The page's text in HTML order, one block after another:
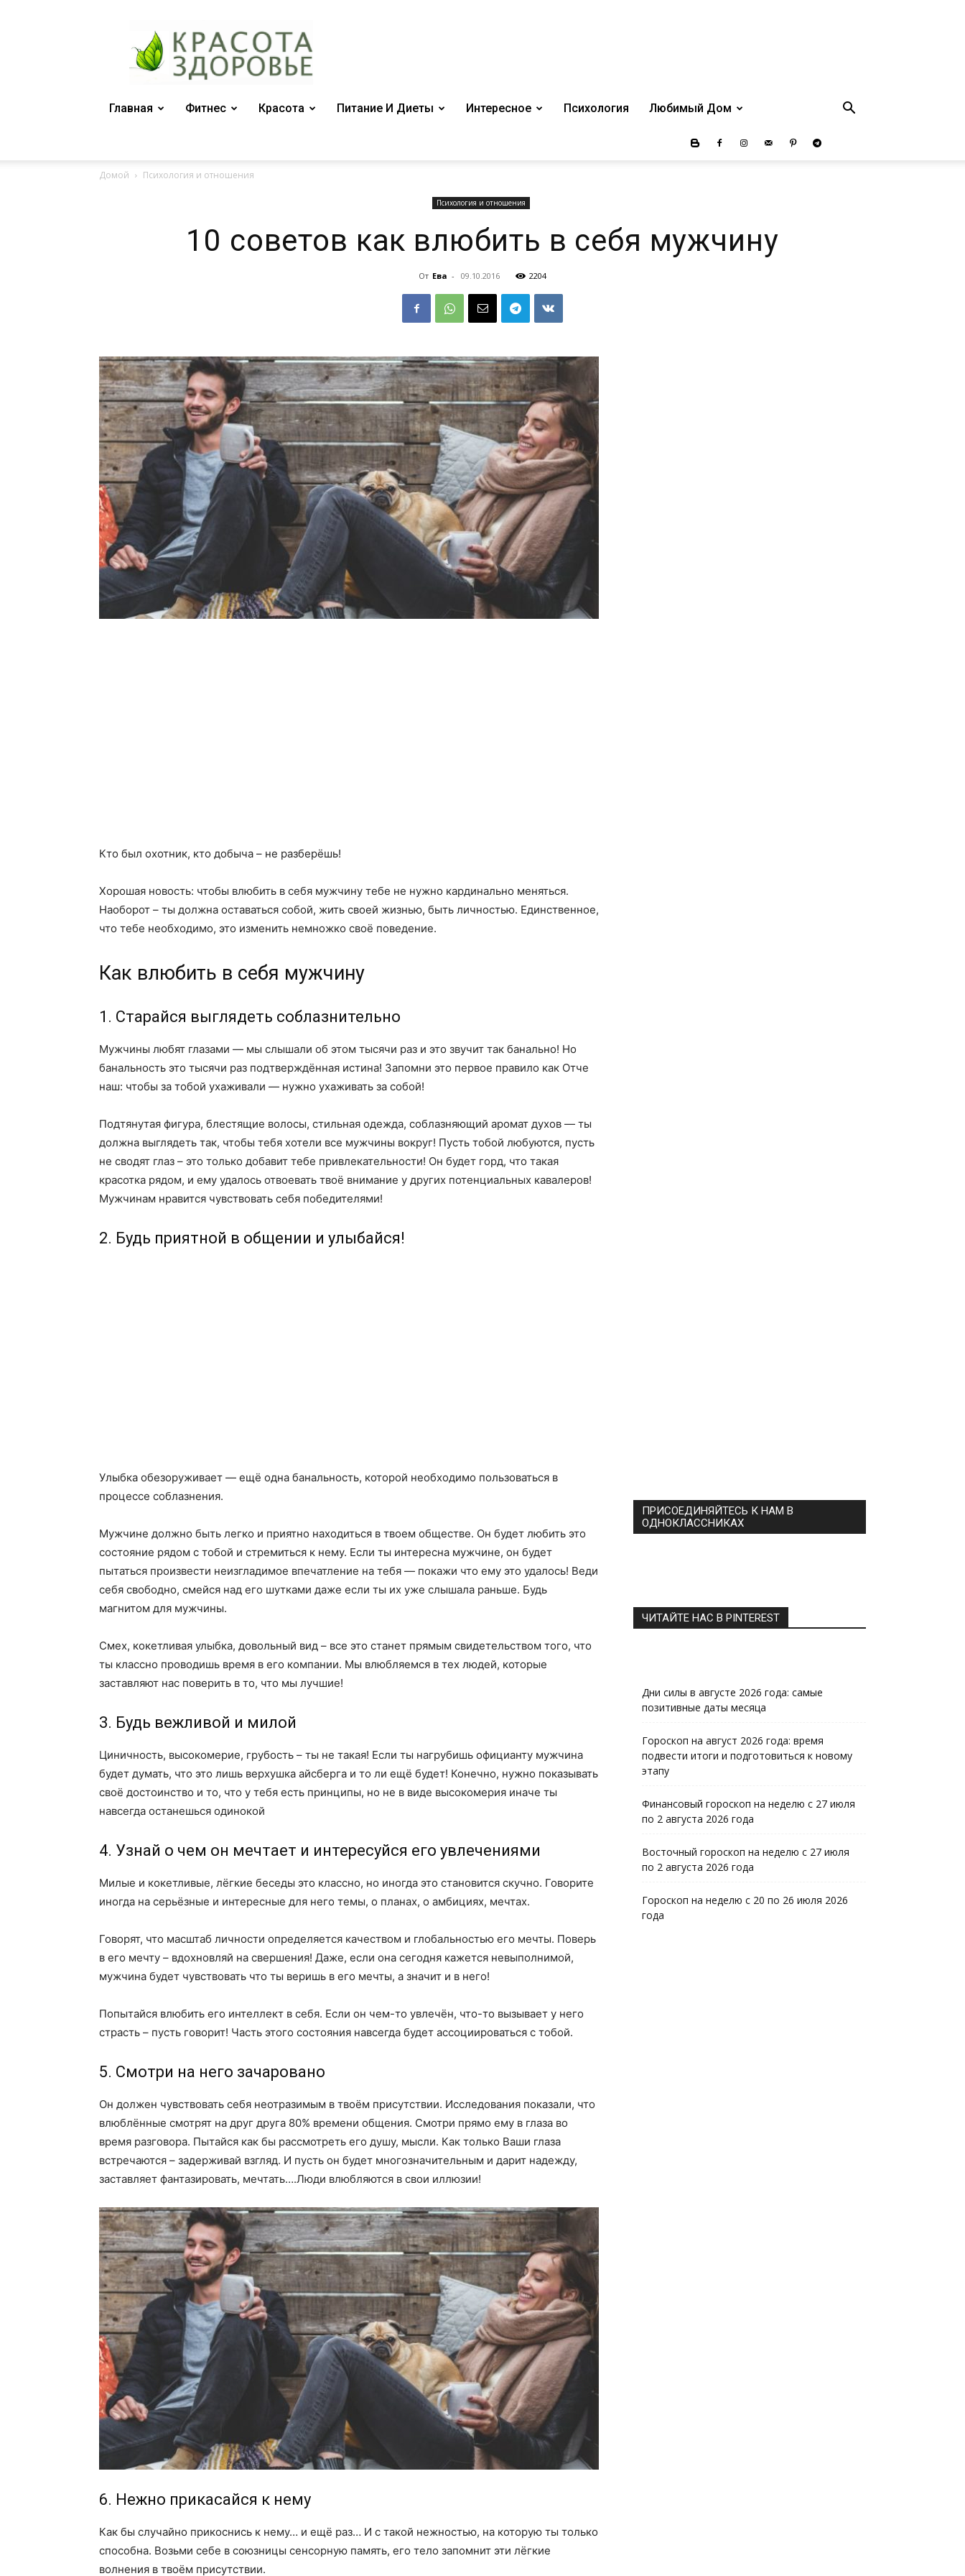
журнал
"Красота
и
Главная
Фитнес Красота Питание И Диеты Интересное Психология Любимый Дом
Домой Психология и отношения
Психология и отношения
10 советов как влюбить в себя мужчину
От Ева - 09.10.2016 2204
Кто был охотник, кто добыча – не разберёшь!
Хорошая новость: чтобы влюбить в себя мужчину тебе не нужно кардинально меняться.
Наоборот – ты должна оставаться собой, жить своей жизнью, быть личностью. Единственное,
что тебе необходимо, это изменить немножко своё поведение.
Как влюбить в себя мужчину
1. Старайся выглядеть соблазнительно
Мужчины любят глазами — мы слышали об этом тысячи раз и это звучит так банально! Но
банальность это тысячи раз подтверждённая истина! Запомни это первое правило как Отче
наш: чтобы за тобой ухаживали — нужно ухаживать за собой!
Подтянутая фигура, блестящие волосы, стильная одежда, соблазняющий аромат духов — ты
должна выглядеть так, чтобы тебя хотели все мужчины вокруг! Пусть тобой любуются, пусть
не сводят глаз – это только добавит тебе привлекательности! Он будет горд, что такая
красотка рядом, и ему удалось отвоевать твоё внимание у других потенциальных кавалеров!
Мужчинам нравится чувствовать себя победителями!
2. Будь приятной в общении и улыбайся!
Улыбка обезоруживает — ещё одна банальность, которой необходимо пользоваться в
процессе соблазнения.
Мужчине должно быть легко и приятно находиться в твоем обществе. Он будет любить это
состояние рядом с тобой и стремиться к нему. Если ты интересна мужчине, он будет
пытаться произвести неизгладимое впечатление на тебя — покажи что ему это удалось! Веди
себя свободно, смейся над его шутками даже если ты их уже слышала раньше. Будь
магнитом для мужчины.
Смех, кокетливая улыбка, довольный вид – все это станет прямым свидетельством того, что
ты классно проводишь время в его компании. Мы влюбляемся в тех людей, которые
заставляют нас поверить в то, что мы лучшие!
3. Будь вежливой и милой
Циничность, высокомерие, грубость – ты не такая! Если ты нагрубишь официанту мужчина
будет думать, что это лишь верхушка айсберга и то ли ещё будет! Конечно, нужно показывать
своё достоинство и то, что у тебя есть принципы, но не в виде высокомерия иначе ты
навсегда останешься одинокой
4. Узнай о чем он мечтает и интересуйся его увлечениями
Милые и кокетливые, лёгкие беседы это классно, но иногда это становится скучно. Говорите
иногда на серьёзные и интересные для него темы, o планах, о амбициях, мечтах.
Говорят, что масштаб личности определяется качеством и глобальностью его мечты. Поверь
в его мечту – вдохновляй на свершения! Даже, если она сегодня кажется невыполнимой,
мужчина будет чувствовать что ты веришь в его мечты, а значит и в него!
Попытайся влюбить его интеллект в себя. Если он чем-то увлечён, что-то вызывает у него
страсть – пусть говорит! Часть этого состояния навсегда будет ассоциироваться с тобой.
5. Смотри на него зачаровано
Он должен чувствовать себя неотразимым в твоём присутствии. Исследования показали, что
влюблённые смотрят на друг друга 80% времени общения. Смотри прямо ему в глаза во
время разговора. Пытайся как бы рассмотреть его душу, мысли. Как только Ваши глаза
встречаются – задерживай взгляд. И пусть он будет многозначительным и дарит надежду,
заставляет фантазировать, мечтать….Люди влюбляются в свои иллюзии!
6. Нежно прикасайся к нему
Как бы случайно прикоснись к нему… и ещё раз… И с такой нежностью, на которую ты только
способна. Возьми себе в союзницы сенсорную память, его тело запомнит эти лёгкие
волнения в твоём присутствии.
ПРИСОЕДИНЯЙТЕСЬ К НАМ В
ОДНОКЛАССНИКАХ
ЧИТАЙТЕ НАС В PINTEREST
Дни силы в августе 2026 года: самые
позитивные даты месяца
Гороскоп на август 2026 года: время
подвести итоги и подготовиться к новому
этапу
Финансовый гороскоп на неделю с 27 июля
по 2 августа 2026 года
Восточный гороскоп на неделю с 27 июля
по 2 августа 2026 года
Гороскоп на неделю с 20 по 26 июля 2026
года